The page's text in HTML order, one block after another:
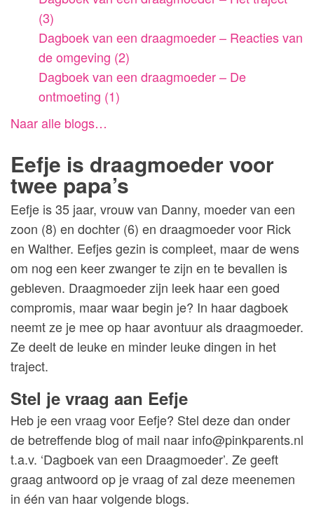
(3)
Dagboek van een draagmoeder – Reacties van
de omgeving (2)
Dagboek van een draagmoeder – De
ontmoeting (1)
Naar alle blogs…
Eefje is draagmoeder voor
twee papa’s
Eefje is 35 jaar, vrouw van Danny, moeder van een
zoon (8) en dochter (6) en draagmoeder voor Rick
en Walther. Eefjes gezin is compleet, maar de wens
om nog een keer zwanger te zijn en te bevallen is
gebleven. Draagmoeder zijn leek haar een goed
compromis, maar waar begin je? In haar dagboek
neemt ze je mee op haar avontuur als draagmoeder.
Ze deelt de leuke en minder leuke dingen in het
traject.
Stel je vraag aan Eefje
Heb je een vraag voor Eefje? Stel deze dan onder
de betreffende blog of mail naar info@pinkparents.nl
t.a.v. ‘Dagboek van een Draagmoeder’. Ze geeft
graag antwoord op je vraag of zal deze meenemen
in één van haar volgende blogs.